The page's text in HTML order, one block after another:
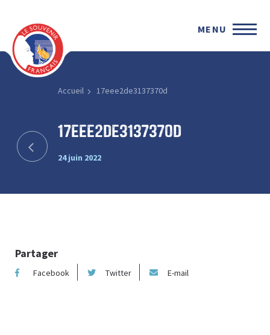
MENU
Accueil 17eee2de3137370d
17eee2de3137370d
24 juin 2022
Partager
Facebook Twitter E-mail